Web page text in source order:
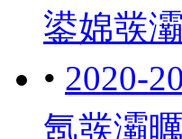
鍙婂彂
• 2020-
氬彂灞